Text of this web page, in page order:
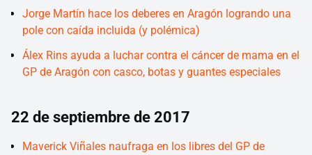
Jorge Martín hace los deberes en Aragón logrando una
pole con caída incluida (y polémica)
Álex Rins ayuda a luchar contra el cáncer de mama en el
GP de Aragón con casco, botas y guantes especiales
22 de septiembre de 2017
Maverick Viñales naufraga en los libres del GP de